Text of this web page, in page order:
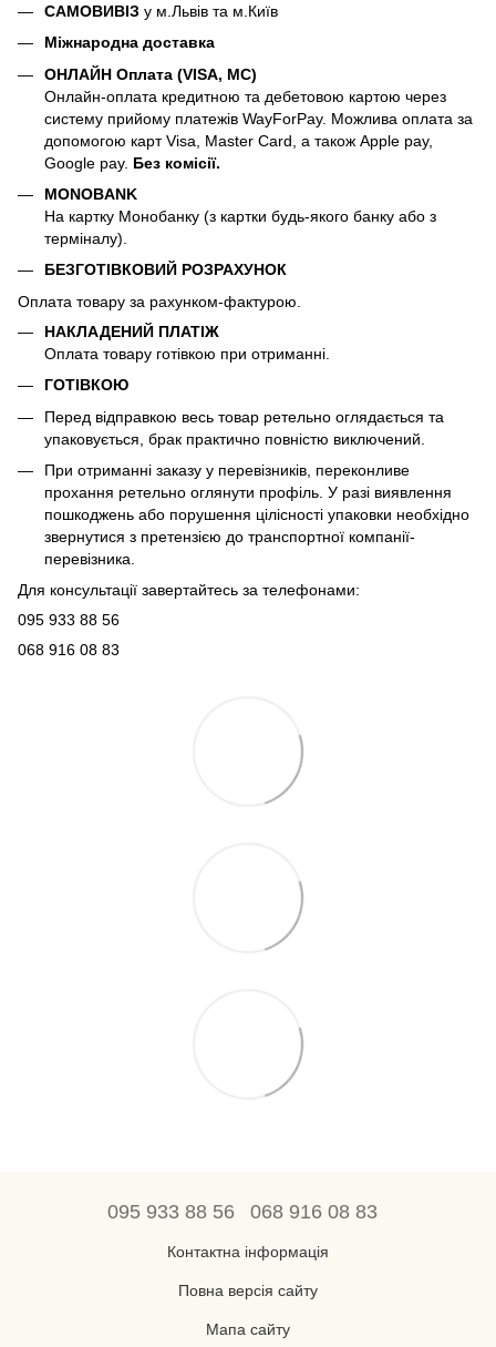
САМОВИВІЗ у м.Львів та м.Київ
Міжнародна доставка
ОНЛАЙН Оплата (VISA, MC)
Онлайн-оплата кредитною та дебетовою картою через
систему прийому платежів WayForPay. Можлива оплата за
допомогою карт Visa, Master Card, а також Apple pay,
Google pay. Без комісії.
MONOBANK
На картку Монобанку (з картки будь-якого банку або з
терміналу).
БЕЗГОТІВКОВИЙ РОЗРАХУНОК
Оплата товару за рахунком-фактурою.
НАКЛАДЕНИЙ ПЛАТІЖ
Оплата товару готівкою при отриманні.
ГОТІВКОЮ
Перед відправкою весь товар ретельно оглядається та
упаковується, брак практично повністю виключений.
При отриманні заказу у перевізників, переконливе
прохання ретельно оглянути профіль. У разі виявлення
пошкоджень або порушення цілісності упаковки необхідно
звернутися з претензією до транспортної компанії-
перевізника.
Для консультації завертайтесь за телефонами:
095 933 88 56
068 916 08 83
095 933 88 56 068 916 08 83
Контактна інформація
Повна версія сайту
Мапа сайту